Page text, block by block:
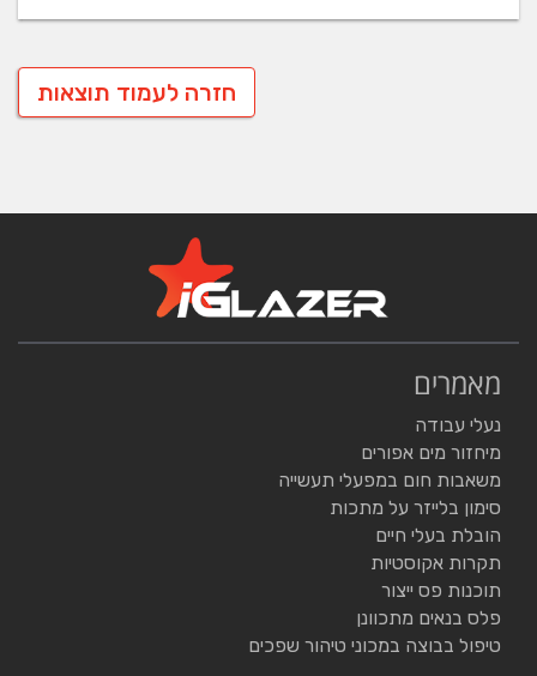
חזרה לעמוד תוצאות
מאמרים
נעלי עבודה
מיחזור מים אפורים
משאבות חום במפעלי תעשייה
סימון בלייזר על מתכות
הובלת בעלי חיים
תקרות אקוסטיות
תוכנות פס ייצור
פלס בנאים מתכוונן
טיפול בבוצה במכוני טיהור שפכים